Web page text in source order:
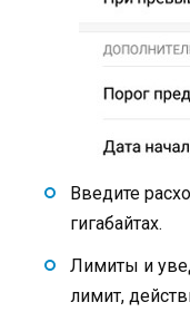
Введите
гигабайтах.
Лимиты и
лимит,